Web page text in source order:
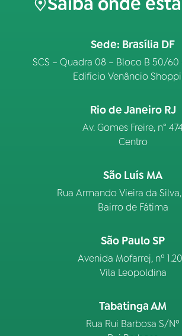
Sede: Brasília DF
SCS – Quadra 08 – Bloco B 50/60
Edifício Venâncio
Rio de Janeiro RJ
Av. Gomes Freire, n° 474
Centro
São Luís MA
Rua Armando Vieira da Silva,
Bairro de Fátima
São Paulo SP
Avenida Mofarrej, nº
Vila Leopoldina
Tabatinga AM
Rua Rui Barbosa S/Nº